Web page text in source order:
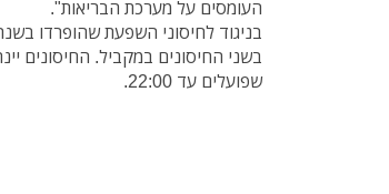
העומסים על מערכת הבריאות".
בניגוד לחיסוני השפעת שהופרדו
בשני החיסונים במקביל. החיסונים
שפועלים עד 22:00.